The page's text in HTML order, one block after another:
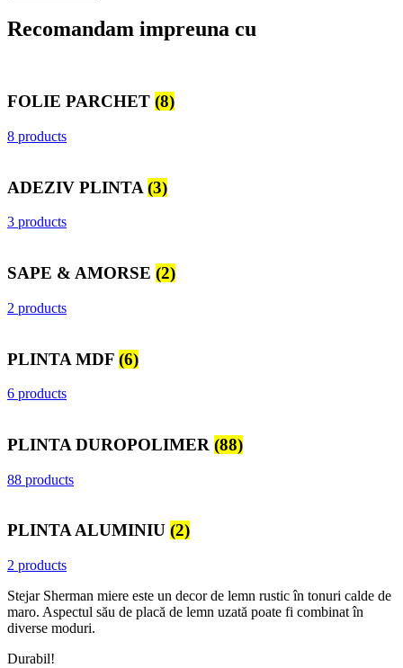
Recomandam impreuna cu
FOLIE PARCHET (8)
8 products
ADEZIV PLINTA (3)
3 products
SAPE & AMORSE (2)
2 products
PLINTA MDF (6)
6 products
PLINTA DUROPOLIMER (88)
88 products
PLINTA ALUMINIU (2)
2 products
Stejar Sherman miere este un decor de lemn rustic în tonuri calde de
maro. Aspectul său de placă de lemn uzată poate fi combinat în
diverse moduri.
Durabil!